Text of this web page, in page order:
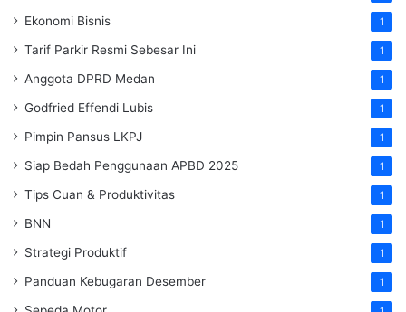
Ekonomi Bisnis 1
Tarif Parkir Resmi Sebesar Ini 1
Anggota DPRD Medan 1
Godfried Effendi Lubis 1
Pimpin Pansus LKPJ 1
Siap Bedah Penggunaan APBD 2025 1
Tips Cuan & Produktivitas 1
BNN 1
Strategi Produktif 1
Panduan Kebugaran Desember 1